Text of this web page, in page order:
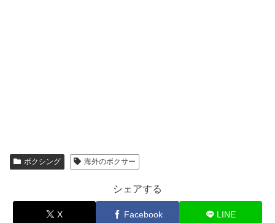
ボクシング 海外のボクサー
シェアする
X Facebook LINE